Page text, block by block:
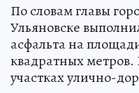
По словам главы
Ульяновске
асфальта на
квадратных
участках улично-